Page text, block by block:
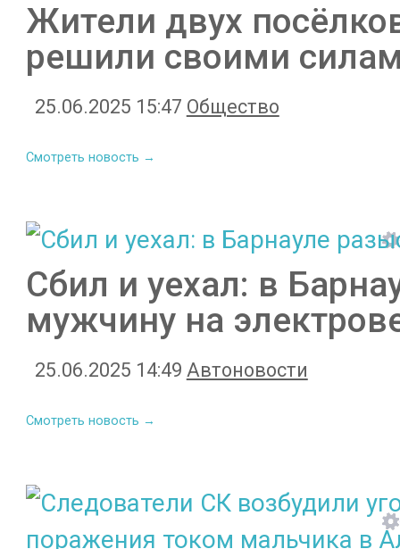
Жители двух
решили своими
25.06.2025 15:47 Общество
Смотреть новость →
Сбил и уехал: в
мужчину на
25.06.2025 14:49 Автоновости
Смотреть новость →